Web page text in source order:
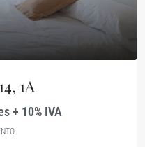
1A
+ 10% IVA